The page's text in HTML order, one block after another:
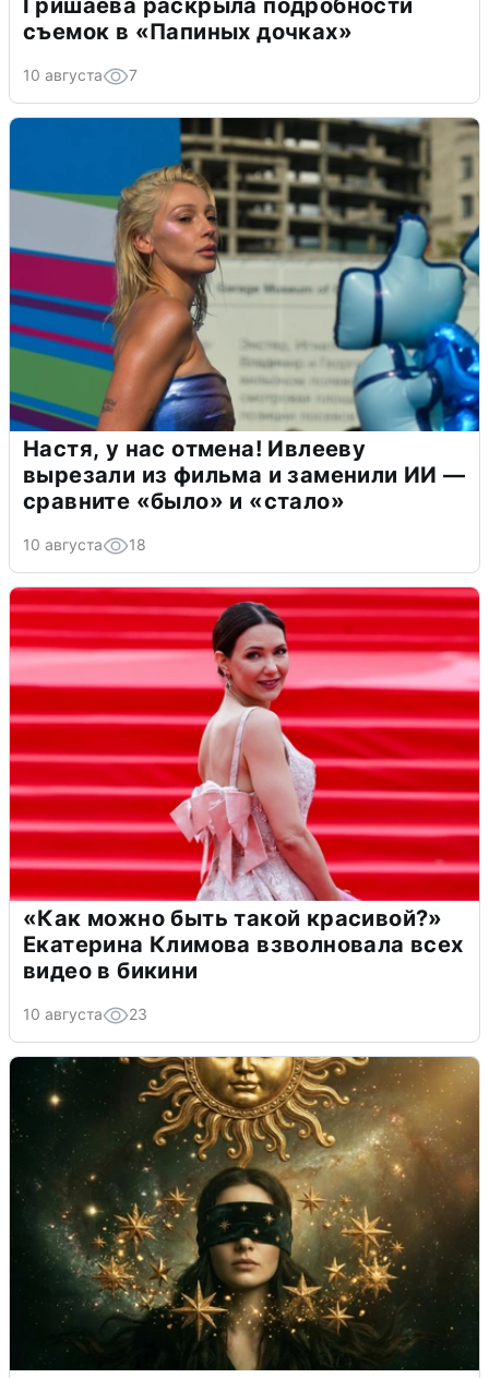
Гришаева раскрыла подробности
съемок в «Папиных дочках»
10 августа 7
Настя, у нас отмена! Ивлееву
вырезали из фильма и заменили ИИ —
сравните «было» и «стало»
10 августа 18
«Как можно быть такой красивой?»
Екатерина Климова взволновала всех
видео в бикини
10 августа 23